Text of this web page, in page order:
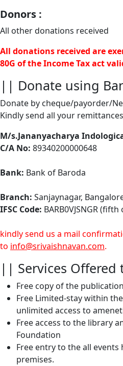
Donors :
All other donations received
All donations received are
80G of the Income Tax act
|| Donate using
Donate by cheque/payorder/
Kindly send all your
M/s.Jananyacharya
C/A No: 89340200000648
Bank: Bank of Baroda
Branch: Sanjaynagar,
IFSC Code: BARB0VJSNGR
kindly send us a mail
to info@srivaishnavan.com.
|| Services
Free copy of the
Free Limited-stay within
unlimited access to
Free access to the library
Foundation
Free entry to the all
premises.